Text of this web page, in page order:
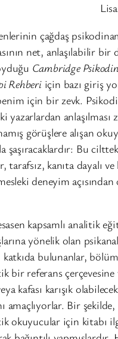
çağdaş
net, anlaşılabilir bir
Cambridge
Rehberiiçin bazı giriş
için bir zevk.
yazarlardan anlaşılması
görüşlere alışan
şaşıracaklardır: Bu
tarafsız, kanıta dayalı ve
deneyim
kapsamlı analitik
yönelik olan
katkıda bulunanlar,
bir referans
kafası karışık
amaçlıyorlar. Bir
okuyucular için kitabı